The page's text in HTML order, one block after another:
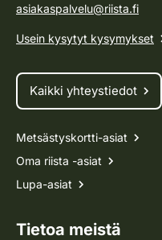
asiakaspalvelu@riista.fi
Usein kysytyt kysymykset
Kaikki yhteystiedot
Metsästyskortti-asiat
Oma riista -asiat
Lupa-asiat
Tietoa meistä